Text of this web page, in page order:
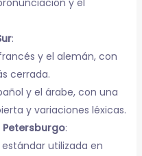
y el
:
y el alemán, con
cerrada.
y el árabe, con una
y variaciones léxicas.
Petersburgo:
utilizada en